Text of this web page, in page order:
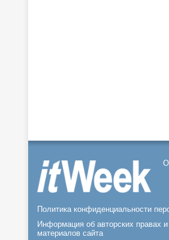
Политика конфиденциальности
Информация об авторских правах
материалов сайта